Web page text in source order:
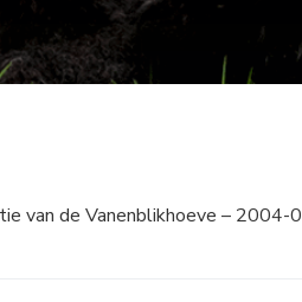
van de Vanenblikhoeve – 2004-